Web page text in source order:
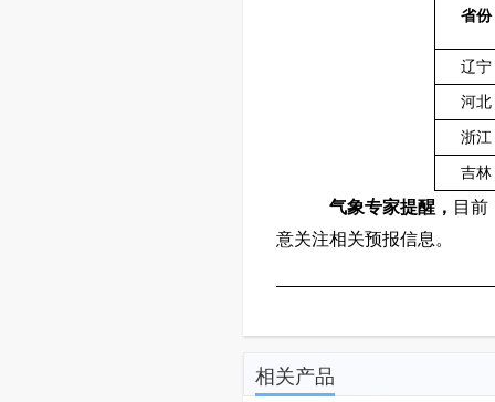
省份
辽宁
河北
浙江
吉林
气象专家提醒， 目前
意关注相关预报信息 。
相关产品